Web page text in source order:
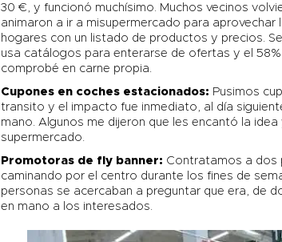
30 €, y funcionó muchísimo. Muchos vecinos
animaron a ir a misupermercado para
hogares con un listado de productos y precios.
usa catálogos para enterarse de ofertas y el
comprobé en carne propia.
Cupones en coches estacionados: Pusimos
transito y el impacto fue inmediato, al día
mano. Algunos me dijeron que les encantó la
supermercado.
Promotoras de fly banner: Contratamos a dos
caminando por el centro durante los fines de
personas se acercaban a preguntar que era, de
en mano a los interesados.